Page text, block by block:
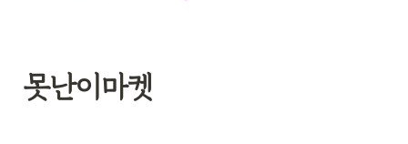
못난이마켓